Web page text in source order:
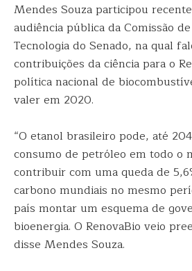
Mendes Souza participou
audiência pública da Comissão
Tecnologia do Senado, na qual
contribuições da ciência para o
política nacional de
valer em 2020.
“O etanol brasileiro pode, até
consumo de petróleo em todo o
contribuir com uma queda de
carbono mundiais no mesmo
país montar um esquema de
bioenergia. O RenovaBio veio
disse Mendes Souza.